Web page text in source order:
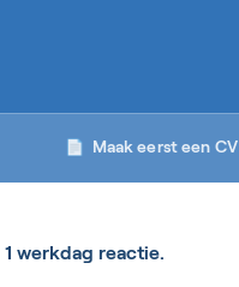
📄 Maak eerst een CV
1 werkdag reactie.